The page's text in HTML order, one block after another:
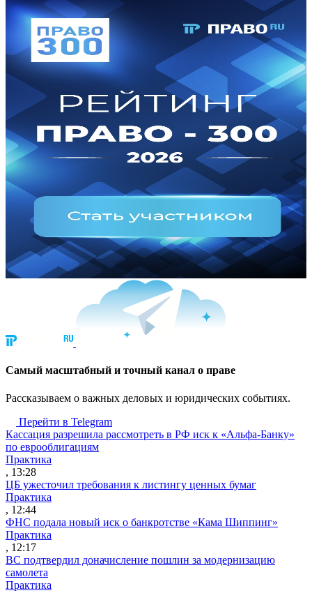
Cамый масштабный и точный канал о праве
Рассказываем о важных деловых и юридических событиях.
Перейти в Telegram
Кассация разрешила рассмотреть в РФ иск к «Альфа-Банку»
по еврооблигациям
Практика
, 13:28
ЦБ ужесточил требования к листингу ценных бумаг
Практика
, 12:44
ФНС подала новый иск о банкротстве «Кама Шиппинг»
Практика
, 12:17
ВС подтвердил доначисление пошлин за модернизацию
самолета
Практика